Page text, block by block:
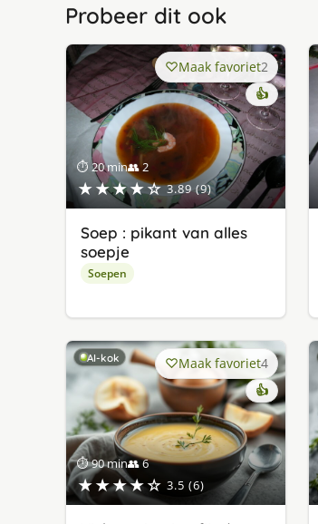
Probeer dit ook
⏱ 20 min👥 2
★★★★☆ 3.89 (9)
Maak favoriet2
👍
Soep : pikant van alles
soepje
Soepen
AI-kok
⏱ 90 min👥 6
★★★★☆ 3.5 (6)
Maak favoriet4
👍